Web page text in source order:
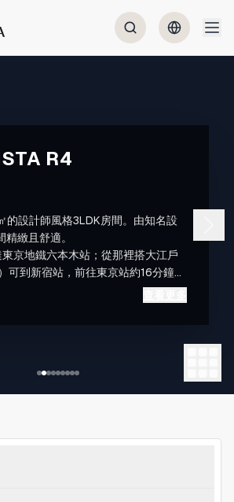
R4
的設計師風格3LDK房間。由知名設
緻且舒適。
京地鐵六本木站；從那裡搭大江戶
可到新宿站，前往東京站約16分鐘。
39分鐘（轉乘1次），成田國際機場
東京站的交通便利